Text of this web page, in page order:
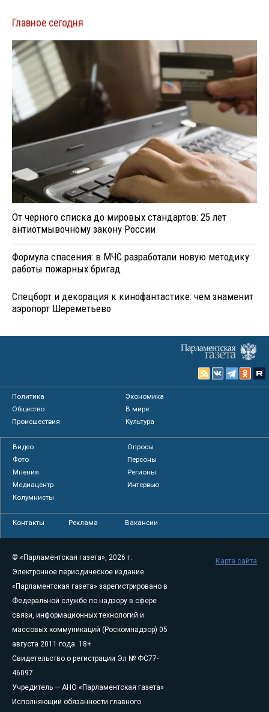
Главное сегодня
От черного списка до мировых стандартов: 25 лет
антиотмывочному закону России
Формула спасения: в МЧС разработали новую методику
работы пожарных бригад
Спецборт и декорация к кинофантастике: чем знаменит
аэропорт Шереметьево
Политика
Экономика
Общество
В мире
Происшествия
Культура
Видео
Опросы
Фото
Персоны
Мнения
Регионы
Медиацентр
Интервью
Колумнисты
Контакты Реклама Вакансии
© «Парламентская газета», 2026 г.
Электронное периодическое издание
«Парламентская газета» зарегистрировано в
Федеральной службе по надзору в сфере
связи, информационных технологий и
массовых коммуникаций (Роскомнадзор) 05
августа 2011 года. 18+
Свидетельство о регистрации Эл № ФС77-
46097
Учредитель — АНО «Парламентская газета»
Исполняющий обязанности главного
Карта сайта